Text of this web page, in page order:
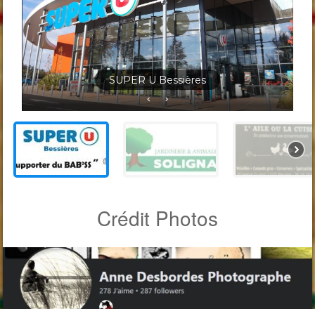
Jardineris Solignac Bessières
Crédit Photos